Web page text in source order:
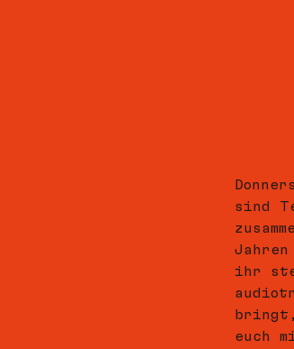
sind
ihr
euch